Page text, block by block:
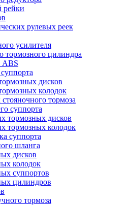
рейки
рулевых реек
усилителя
тормозного цилиндра
ABS
дисков
колодок
тормоза
суппорта
тормозных дисков
тормозных колодок
суппорта
шланга
дисков
колодок
суппортов
цилиндров
тормоза